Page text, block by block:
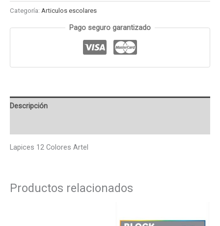
Categoría: Articulos escolares
Pago seguro garantizado
Descripción
Lapices 12 Colores Artel
Productos relacionados